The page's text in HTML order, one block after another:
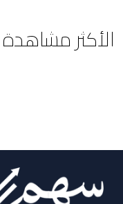
الأكثر مشاهدة